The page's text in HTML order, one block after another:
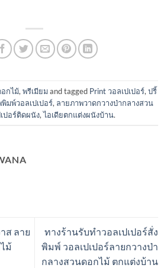
กไม้, พรีเมียมand tagged Print วอลเปเปอร์, ปริ้
มพ์วอลเปเปอร์, ลายภาพวาดกวางป่ากลางสวน
ปอร์ติดผนัง,ไอเดียตกแต่งผนังบ้าน.
ส ลาย
ม้
ทางร้านรับทำวอลเปเปอร์สั่ง
พิมพ์ วอลเปเปอร์ลายกวางป่า
กลางสวนดอกไม้ ตกแต่งบ้าน